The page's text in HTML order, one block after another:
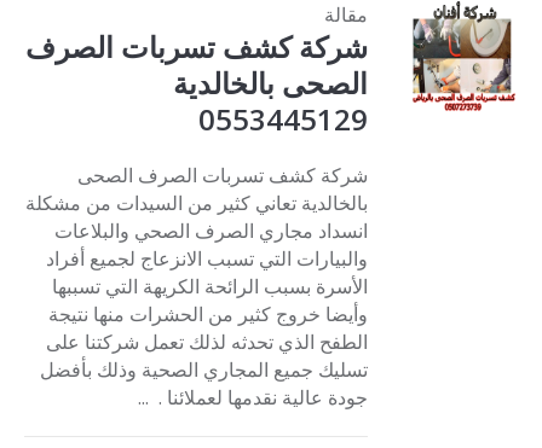
مقالة
شركة كشف تسربات الصرف
الصحى بالخالدية
0553445129
شركة كشف تسربات الصرف الصحى
بالخالدية تعاني كثير من السيدات من مشكلة
انسداد مجاري الصرف الصحي والبلاعات
والبيارات التي تسبب الانزعاج لجميع أفراد
الأسرة بسبب الرائحة الكريهة التي تسببها
وأيضا خروج كثير من الحشرات منها نتيجة
الطفح الذي تحدثه لذلك تعمل شركتنا على
تسليك جميع المجاري الصحية وذلك بأفضل
جودة عالية نقدمها لعملائنا . ...